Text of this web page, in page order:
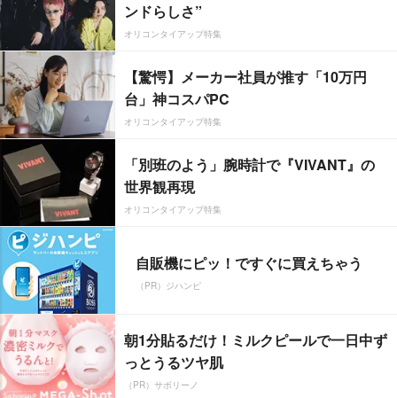
ンドらしさ”
オリコンタイアップ特集
【驚愕】メーカー社員が推す「10万円
台」神コスパPC
オリコンタイアップ特集
「別班のよう」腕時計で『VIVANT』の
世界観再現
オリコンタイアップ特集
自販機にピッ！ですぐに買えちゃう
（PR）ジハンピ
朝1分貼るだけ！ミルクピールで一日中ず
っとうるツヤ肌
（PR）サボリーノ